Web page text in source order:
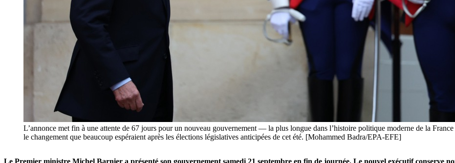
L’annonce met fin à une attente de 67 jours pour un nouveau gouvernement — la plus longue dans l’histoire politique moderne de la
le changement que beaucoup espéraient après les élections législatives anticipées de cet été. [Mohammed Badra/EPA-EFE]